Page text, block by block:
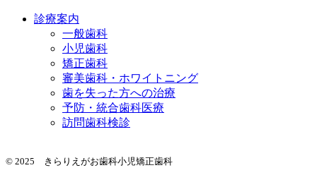
診療案内
一般歯科
小児歯科
矯正歯科
審美歯科・ホワイトニング
歯を失った方への治療
予防・統合歯科医療
訪問歯科検診
© 2025 きらりえがお歯科小児矯正歯科